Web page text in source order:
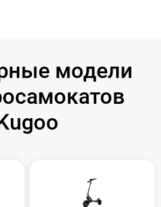
модели